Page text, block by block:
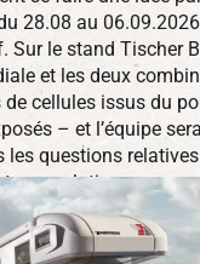
28.08 au
Sur le stand Tischer
et les deux
de cellules issus du
– et l’équipe
les questions
aux solutions